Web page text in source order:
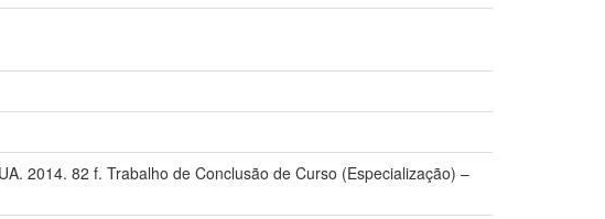
2014. 82 f. Trabalho de Conclusão de Curso (Especialização) –